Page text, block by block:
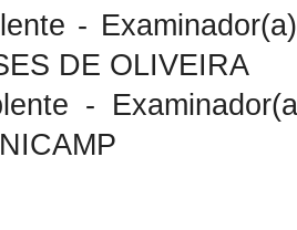
-
DE OLIVEIRA
-